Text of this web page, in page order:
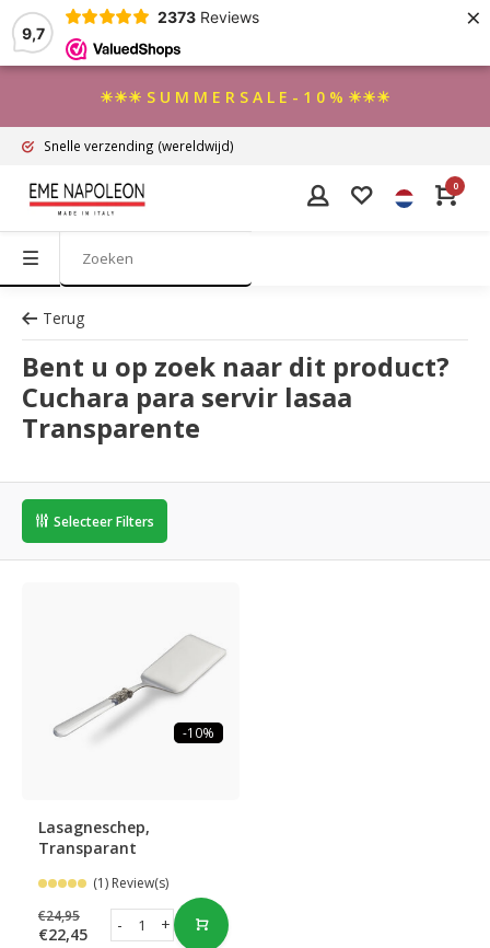
9,7
2373 Reviews ×
☀☀☀ S U M M E R S A L E - 1 0 % ☀☀☀
Snelle verzending (wereldwijd)
0
Terug
Bent u op zoek naar dit product?
Cuchara para servir lasaa
Transparente
Selecteer Filters
-10%
Lasagneschep,
Transparant
(1) Review(s)
€24,95
€22,45 +
-